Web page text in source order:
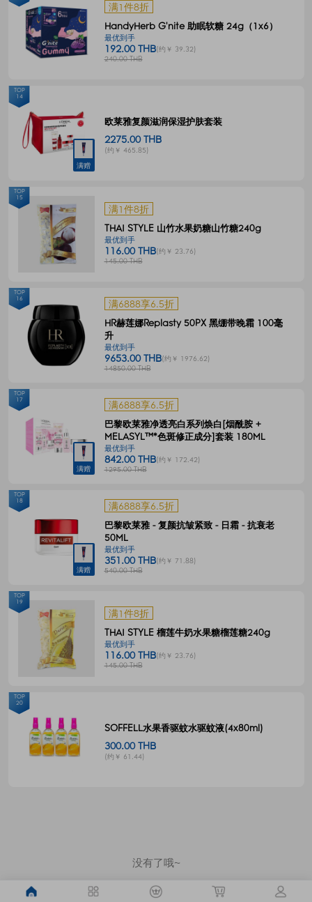
满1件8折
HandyHerb G'nite 助眠软糖 24g（1x6）
最优到手
192.00 THB(约￥ 39.32)
240.00 THB
满赠
欧莱雅复颜滋润保湿护肤套装
2275.00 THB
(约￥ 465.85)
TOP
14
满1件8折
THAI STYLE 山竹水果奶糖山竹糖240g
最优到手
116.00 THB(约￥ 23.76)
145.00 THB
TOP
15
满6888享6.5折
HR赫莲娜Replasty 50PX 黑绷带晚霜 100毫
升
最优到手
9653.00 THB(约￥ 1976.62)
14850.00 THB
TOP
16
满赠
满6888享6.5折
巴黎欧莱雅净透亮白系列焕白[烟酰胺 +
MELASYL™*色斑修正成分]套装 180ML
最优到手
842.00 THB(约￥ 172.42)
1295.00 THB
TOP
17
满赠
满6888享6.5折
巴黎欧莱雅 - 复颜抗皱紧致 - 日霜 - 抗衰老
50ML
最优到手
351.00 THB(约￥ 71.88)
540.00 THB
TOP
18
满1件8折
THAI STYLE 榴莲牛奶水果糖榴莲糖240g
最优到手
116.00 THB(约￥ 23.76)
145.00 THB
TOP
19
SOFFELL水果香驱蚊水驱蚊液(4x80ml)
300.00 THB
(约￥ 61.44)
TOP
20
没有了哦~